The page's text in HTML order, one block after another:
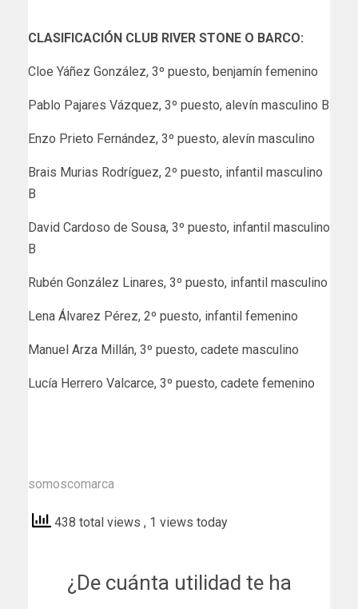
CLASIFICACIÓN CLUB RIVER STONE O BARCO:
Cloe Yáñez González, 3º puesto, benjamín femenino
Pablo Pajares Vázquez, 3º puesto, alevín masculino B
Enzo Prieto Fernández, 3º puesto, alevín masculino
Brais Murias Rodríguez, 2º puesto, infantil masculino
B
David Cardoso de Sousa, 3º puesto, infantil masculino
B
Rubén González Linares, 3º puesto, infantil masculino
Lena Álvarez Pérez, 2º puesto, infantil femenino
Manuel Arza Millán, 3º puesto, cadete masculino
Lucía Herrero Valcarce, 3º puesto, cadete femenino
somoscomarca
438 total views , 1 views today
¿De cuánta utilidad te ha